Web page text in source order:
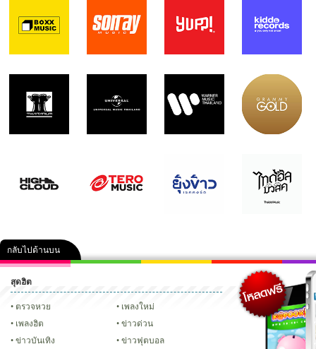
กลับไปด้านบน
คลิป ภาพ ปฏิทิน 2556 เฟซบุ๊ก ทวิ
Glitter
สุดฮิต
ตรวจหวย
เพลงใหม่
เพลงฮิต
ข่าวด่วน
ข่าวบันเทิง
ข่าวฟุตบอล